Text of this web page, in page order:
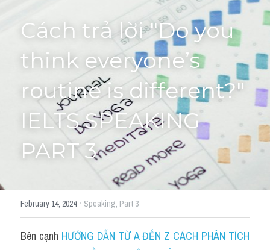
HỌC THỬ
Cách trả lời "Do you
think everyone’s
routine is different?"
IELTS SPEAKING
PART 3
February 14, 2024· Speaking, Part 3
Bên cạnh HƯỚNG DẪN TỪ A ĐẾN Z CÁCH PHÂN TÍCH